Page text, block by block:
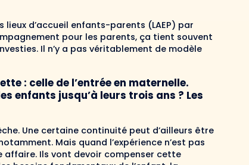
d’accueil enfants-parents (LAEP) par
pour les parents, ça tient souvent
Il n’y a pas véritablement de modèle
: celle de l’entrée en maternelle.
enfants jusqu’à leurs trois ans ? Les
Une certaine continuité peut d’ailleurs être
Mais quand l’expérience n’est pas
affaire. Ils vont devoir compenser cette